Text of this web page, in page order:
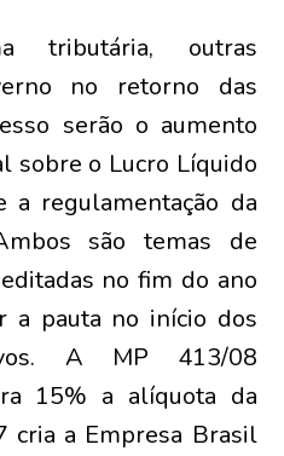
tributária, outras
no retorno das
serão o aumento
sobre o Lucro Líquido
a regulamentação da
são temas de
no fim do ano
a pauta no início dos
A MP 413/08
15% a alíquota da
cria a Empresa Brasil